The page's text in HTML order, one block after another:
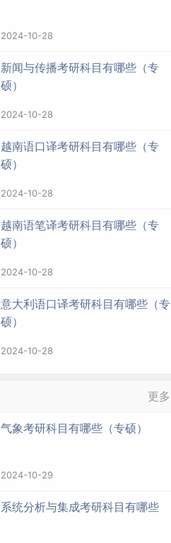
2024-10-28
新闻与传播考研科目有哪些（专
硕）
2024-10-28
越南语口译考研科目有哪些（专
硕）
2024-10-28
越南语笔译考研科目有哪些（专
硕）
2024-10-28
意大利语口译考研科目有哪些（专
硕）
2024-10-28
更多
气象考研科目有哪些（专硕）
2024-10-29
系统分析与集成考研科目有哪些